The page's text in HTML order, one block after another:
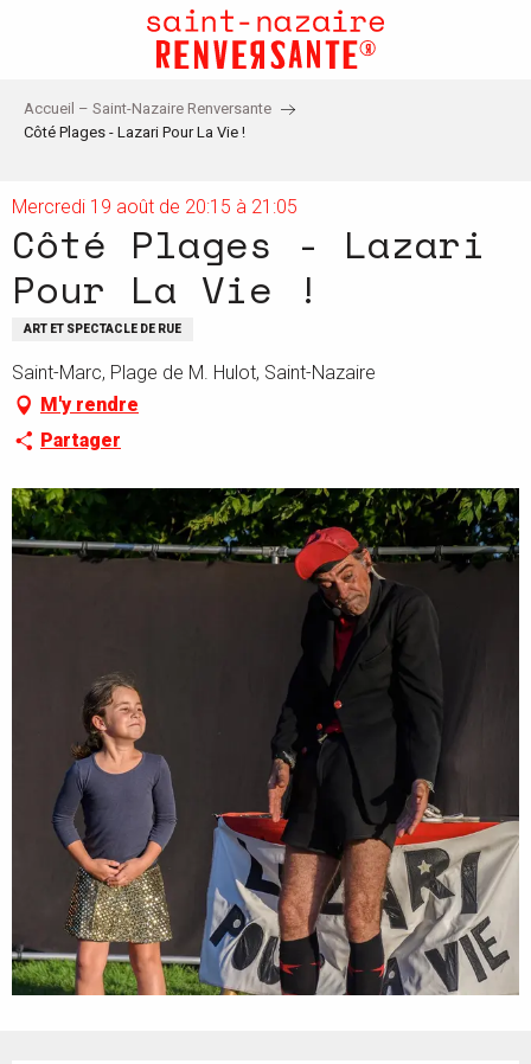
principal
Accueil – Saint-Nazaire Renversante
Côté Plages - Lazari Pour La Vie !
Mercredi 19 août de 20:15 à 21:05
Côté Plages - Lazari
Pour La Vie !
ART ET SPECTACLE DE RUE
Saint-Marc, Plage de M. Hulot, Saint-Nazaire
M'y rendre
Partager